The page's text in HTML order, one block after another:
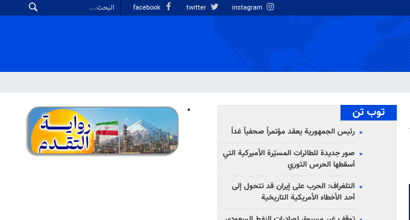
توب تن
رئيس الجمهورية يعقد مؤتمراً صحفياً غداً
صور جديدة للطائرات المسيّرة الأميركية التي
أسقطها الحرس الثوري
التلغراف: الحرب على إيران قد تتحول إلى
أحد الأخطاء الأمريكية التاريخية